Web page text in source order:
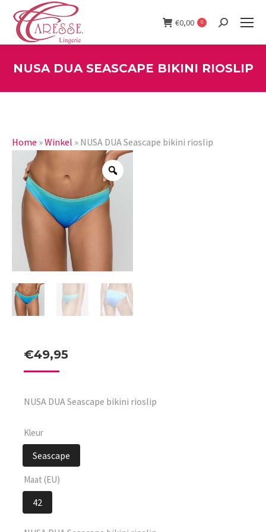
€0,00 0 Search:
NUSA DUA SEASCAPE BIKINI RIOSLIP
Home »Winkel » NUSA DUA Seascape bikini rioslip
€49,95
NUSA DUA Seascape bikini rioslip
Kleur
Seascape
Maat (EU)
42